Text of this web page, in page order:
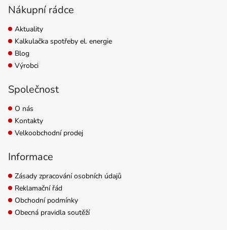
Nákupní rádce
Aktuality
Kalkulačka spotřeby el. energie
Blog
Výrobci
Společnost
O nás
Kontakty
Velkoobchodní prodej
Informace
Zásady zpracování osobních údajů
Reklamační řád
Obchodní podmínky
Obecná pravidla soutěží